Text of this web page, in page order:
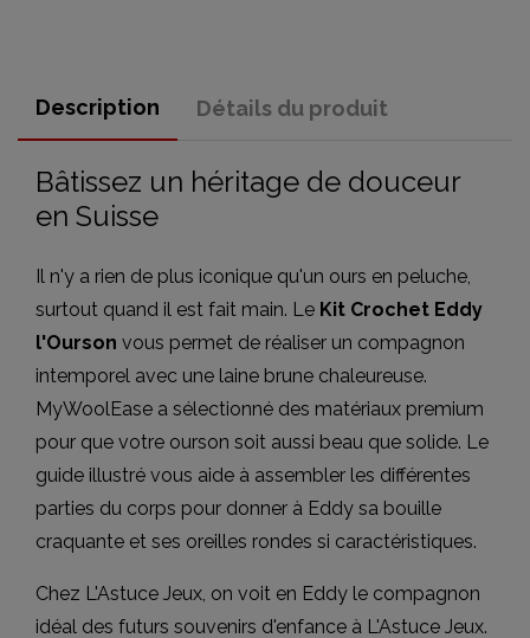
Description Détails du produit
Bâtissez un héritage de douceur
en Suisse
Il n'y a rien de plus iconique qu'un ours en peluche,
surtout quand il est fait main. Le Kit Crochet Eddy
l'Ourson vous permet de réaliser un compagnon
intemporel avec une laine brune chaleureuse.
MyWoolEase a sélectionné des matériaux premium
pour que votre ourson soit aussi beau que solide. Le
guide illustré vous aide à assembler les différentes
parties du corps pour donner à Eddy sa bouille
craquante et ses oreilles rondes si caractéristiques.
Chez L'Astuce Jeux, on voit en Eddy le compagnon
idéal des futurs souvenirs d'enfance à L'Astuce Jeux.